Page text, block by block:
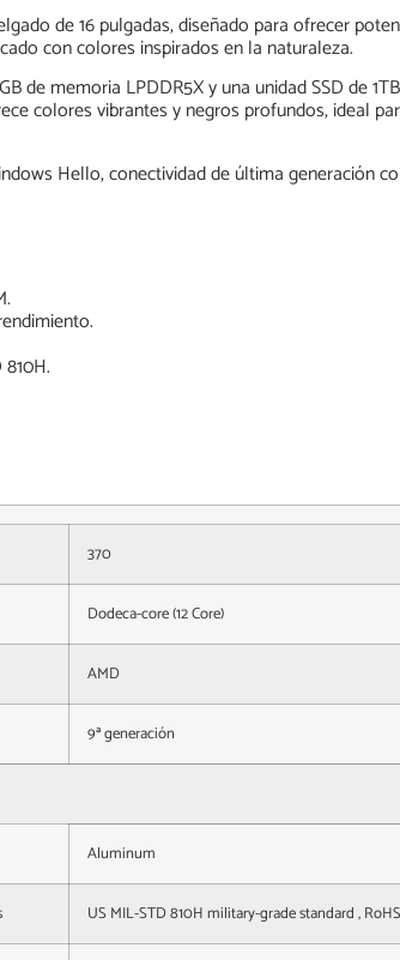
de 16 pulgadas, diseñado para ofrecer
con colores inspirados en la naturaleza.
de memoria LPDDR5X y una unidad SSD de
colores vibrantes y negros profundos, ideal
Hello, conectividad de última generación
370
Dodeca-core (12 Core)
AMD
9ª generación
Aluminum
US MIL-STD 810H military-grade standard ,